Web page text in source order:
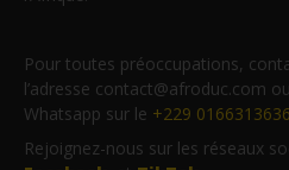
Pour toutes préoccupations,
l’adresse contact@afroduc.com
Whatsapp sur le +229 0166313636
Rejoignez-nous sur les réseaux